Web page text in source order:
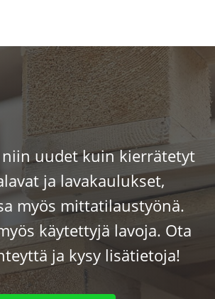
niin uudet kuin kierrätetyt
ja lavakaulukset,
myös mittatilaustyönä.
käytettyjä lavoja. Ota
ja kysy lisätietoja!